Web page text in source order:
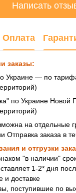
Написать
Оплата
заказы:
Украине — по
по Украине Новой
на отдельные
Отправка заказа в
и отгрузки
"в наличии"
1-2* дня
и доставке
поступившие по